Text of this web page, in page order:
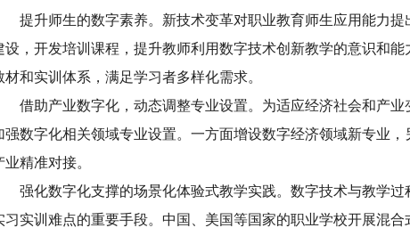
提升师生的数字素养。新技术变革对职业教育师生应用能力
设，开发培训课程，提升教师利用数字技术创新教学的意识和
材和实训体系，满足学习者多样化需求。
借助产业数字化，动态调整专业设置。为适应经济社会和产
强数字化相关领域专业设置。一方面增设数字经济领域新专业
业精准对接。
强化数字化支撑的场景化体验式教学实践。数字技术与教学
习实训难点的重要手段。中国、美国等国家的职业学校开展混